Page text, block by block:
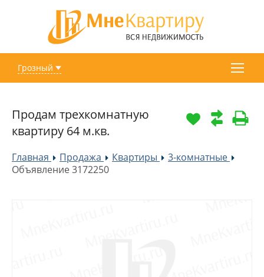
Грозный
Продам трехкомнатную
квартиру 64 м.кв.
Главная »Продажа »Квартиры »
3-комнатные
Объявление 3172250